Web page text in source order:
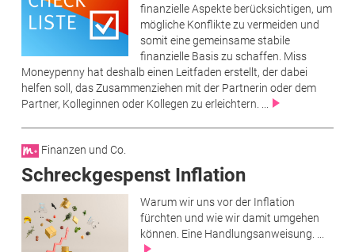
finanzielle Aspekte berücksichtigen, um
mögliche Konflikte zu vermeiden und
somit eine gemeinsame stabile
finanzielle Basis zu schaffen. Miss
Moneypenny hat deshalb einen Leitfaden erstellt, der dabei
helfen soll, das Zusammenziehen mit der Partnerin oder dem
Partner, Kolleginnen oder Kollegen zu erleichtern. ...
Finanzen und Co.
Schreckgespenst Inflation
Warum wir uns vor der Inflation
fürchten und wie wir damit umgehen
können. Eine Handlungsanweisung. ...